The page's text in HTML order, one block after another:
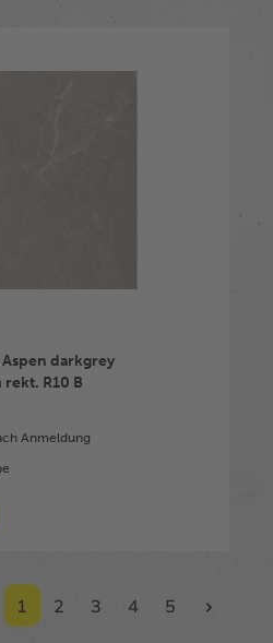
darkgrey
FZ glas.597x597x6mm rekt. R10 B
Anmeldung
1 2 3 4 5